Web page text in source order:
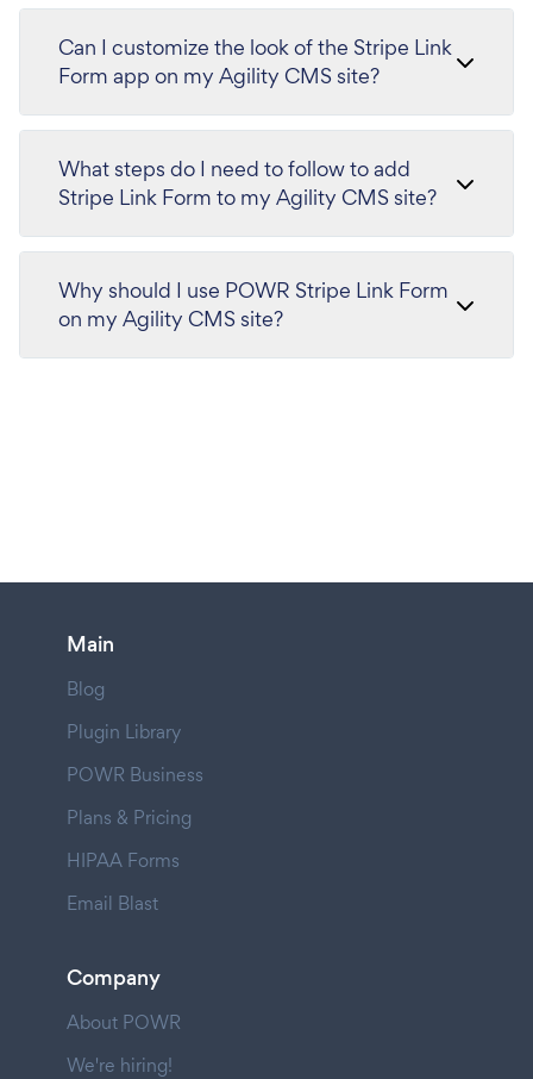
Can I customize the look of the Stripe Link
Form app on my Agility CMS site?
What steps do I need to follow to add
Stripe Link Form to my Agility CMS site?
Why should I use POWR Stripe Link Form
on my Agility CMS site?
Main
Blog
Plugin Library
POWR Business
Plans & Pricing
HIPAA Forms
Email Blast
Company
About POWR
We're hiring!